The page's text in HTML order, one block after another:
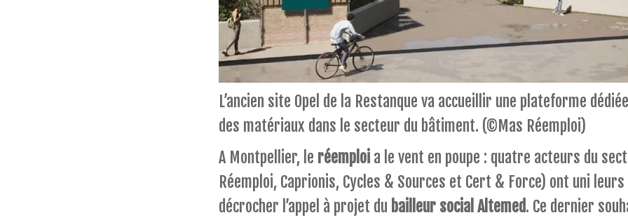
L’ancien site Opel de la Restanque va accueillir une plateforme
des matériaux dans le secteur du bâtiment. (©Mas Réemploi)
A Montpellier, le réemploi a le vent en poupe : quatre acteurs du
Réemploi, Caprionis, Cycles & Sources et Cert & Force) ont uni
décrocher l’appel à projet du bailleur social Altemed. Ce dernier